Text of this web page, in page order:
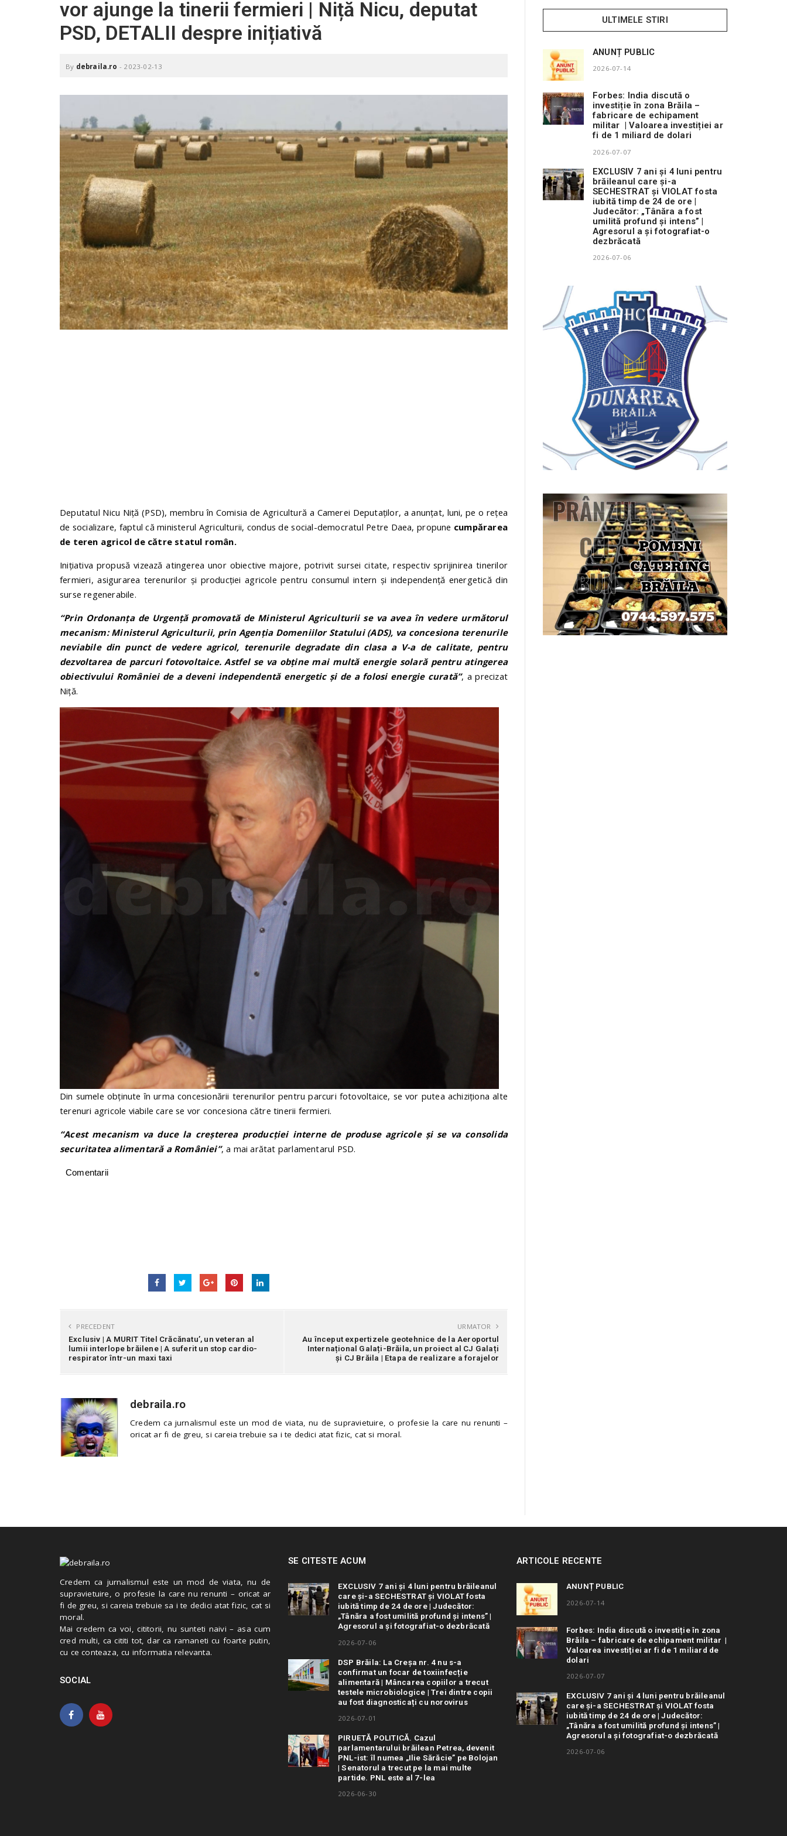
vor ajunge la tinerii fermieri | Niță Nicu, deputat
PSD, DETALII despre inițiativă
By debraila.ro - 2023-02-13
Deputatul Nicu Niță (PSD), membru în Comisia de Agricultură a Camerei Deputaților, a anunțat, luni, pe o rețea
de socializare, faptul că ministerul Agriculturii, condus de social-democratul Petre Daea, propune cumpărarea
de teren agricol de către statul român.
Inițiativa propusă vizează atingerea unor obiective majore, potrivit sursei citate, respectiv sprijinirea tinerilor
fermieri, asigurarea terenurilor și producției agricole pentru consumul intern și independență energetică din
surse regenerabile.
“Prin Ordonanța de Urgență promovată de Ministerul Agriculturii se va avea în vedere următorul
mecanism: Ministerul Agriculturii, prin Agenția Domeniilor Statului (ADS), va concesiona terenurile
neviabile din punct de vedere agricol, terenurile degradate din clasa a V-a de calitate, pentru
dezvoltarea de parcuri fotovoltaice. Astfel se va obține mai multă energie solară pentru atingerea
obiectivului României de a deveni independentă energetic și de a folosi energie curată”, a precizat
Niță.
Din sumele obținute în urma concesionării terenurilor pentru parcuri fotovoltaice, se vor putea achiziționa alte
terenuri agricole viabile care se vor concesiona către tinerii fermieri.
“Acest mecanism va duce la creșterea producției interne de produse agricole și se va consolida
securitatea alimentară a României”, a mai arătat parlamentarul PSD.
Comentarii
PRECEDENT
Exclusiv | A MURIT Titel Crăcănatu’, un veteran al
lumii interlope brăilene | A suferit un stop cardio-
respirator într-un maxi taxi
URMATOR
Au început expertizele geotehnice de la Aeroportul
Internațional Galați-Brăila, un proiect al CJ Galați
și CJ Brăila | Etapa de realizare a forajelor
debraila.ro
Credem ca jurnalismul este un mod de viata, nu de supravietuire, o profesie la care nu renunti –
oricat ar fi de greu, si careia trebuie sa i te dedici atat fizic, cat si moral.
ULTIMELE STIRI
ANUNȚ PUBLIC
2026-07-14
Forbes: India discută o
investiție în zona Brăila –
fabricare de echipament
militar | Valoarea investiției ar
fi de 1 miliard de dolari
2026-07-07
EXCLUSIV 7 ani și 4 luni pentru
brăileanul care și-a
SECHESTRAT și VIOLAT fosta
iubită timp de 24 de ore |
Judecător: „Tânăra a fost
umilită profund și intens” |
Agresorul a și fotografiat-o
dezbrăcată
2026-07-06
Credem ca jurnalismul este un mod de viata, nu de
supravietuire, o profesie la care nu renunti – oricat ar
fi de greu, si careia trebuie sa i te dedici atat fizic, cat si
moral.
Mai credem ca voi, cititorii, nu sunteti naivi – asa cum
cred multi, ca cititi tot, dar ca ramaneti cu foarte putin,
cu ce conteaza, cu informatia relevanta.
SOCIAL
SE CITESTE ACUM
EXCLUSIV 7 ani și 4 luni pentru brăileanul
care și-a SECHESTRAT și VIOLAT fosta
iubită timp de 24 de ore | Judecător:
„Tânăra a fost umilită profund și intens” |
Agresorul a și fotografiat-o dezbrăcată
2026-07-06
DSP Brăila: La Creșa nr. 4 nu s-a
confirmat un focar de toxiinfecție
alimentară | Mâncarea copiilor a trecut
testele microbiologice | Trei dintre copii
au fost diagnosticați cu norovirus
2026-07-01
PIRUETĂ POLITICĂ. Cazul
parlamentarului brăilean Petrea, devenit
PNL-ist: îl numea „Ilie Sărăcie” pe Bolojan
| Senatorul a trecut pe la mai multe
partide. PNL este al 7-lea
2026-06-30
ARTICOLE RECENTE
ANUNȚ PUBLIC
2026-07-14
Forbes: India discută o investiție în zona
Brăila – fabricare de echipament militar |
Valoarea investiției ar fi de 1 miliard de
dolari
2026-07-07
EXCLUSIV 7 ani și 4 luni pentru brăileanul
care și-a SECHESTRAT și VIOLAT fosta
iubită timp de 24 de ore | Judecător:
„Tânăra a fost umilită profund și intens” |
Agresorul a și fotografiat-o dezbrăcată
2026-07-06